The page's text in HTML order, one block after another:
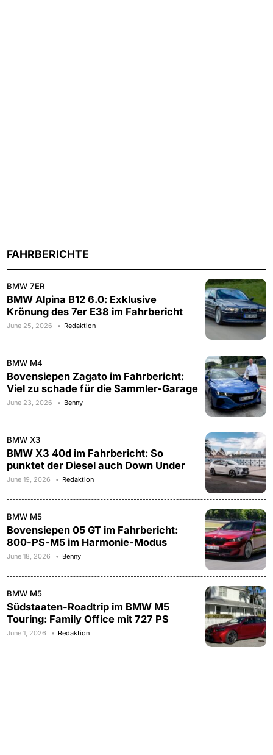
FAHRBERICHTE
BMW 7ER
BMW Alpina B12 6.0: Exklusive
Krönung des 7er E38 im Fahrbericht
June 25, 2026 Redaktion
BMW M4
Bovensiepen Zagato im Fahrbericht:
Viel zu schade für die Sammler-Garage
June 23, 2026 Benny
BMW X3
BMW X3 40d im Fahrbericht: So
punktet der Diesel auch Down Under
June 19, 2026 Redaktion
BMW M5
Bovensiepen 05 GT im Fahrbericht:
800-PS-M5 im Harmonie-Modus
June 18, 2026 Benny
BMW M5
Südstaaten-Roadtrip im BMW M5
Touring: Family Office mit 727 PS
June 1, 2026 Redaktion